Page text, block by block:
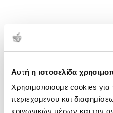
Αυτή η ιστοσελίδα
Χρησιμοποιούμε cookies για
περιεχομένου και
κοινωνικών μέσων και την